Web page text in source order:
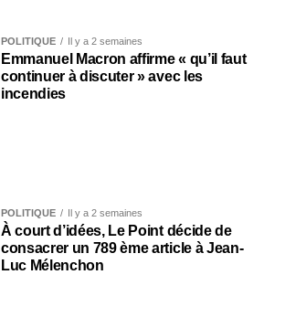
POLITIQUE Il y a 2 semaines
Emmanuel Macron affirme « qu’il faut
continuer à discuter » avec les
incendies
POLITIQUE Il y a 2 semaines
À court d’idées, Le Point décide de
consacrer un 789 ème article à Jean-
Luc Mélenchon